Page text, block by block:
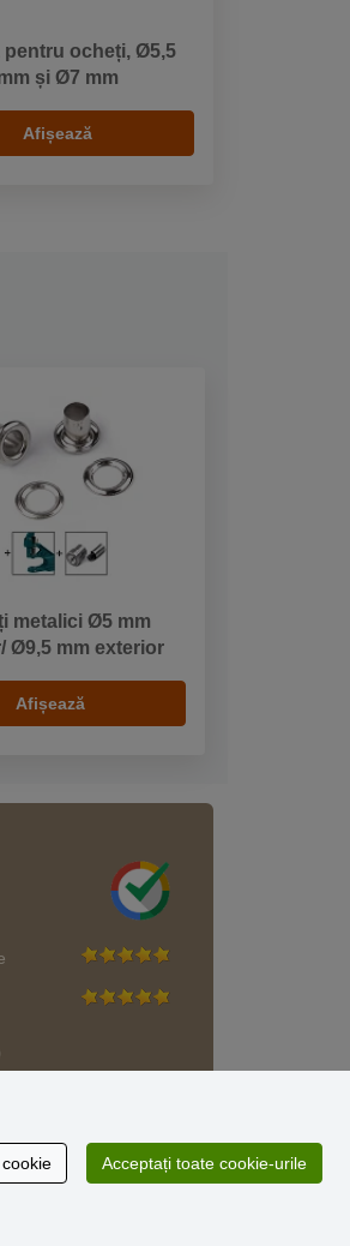
pentru ocheți, Ø5,5
și Ø7 mm
Afișează
metalici Ø5 mm
Ø9,5 mm exterior
Afișează
Acceptați toate cookie-urile